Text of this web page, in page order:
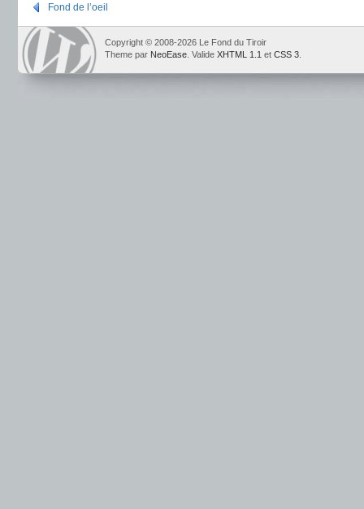
Fond de l’oeil
Copyright © 2008-2026 Le Fond du Tiroir
Theme par NeoEase . Valide XHTML 1.1 et CSS 3